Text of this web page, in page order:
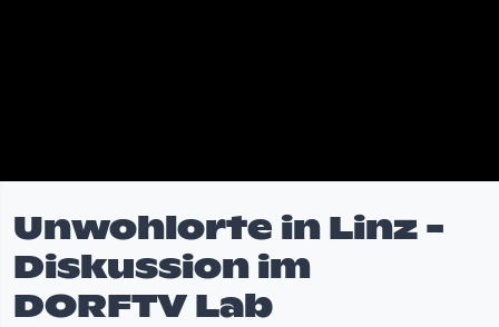
Unwohlorte in Linz -
Diskussion im
DORFTV Lab